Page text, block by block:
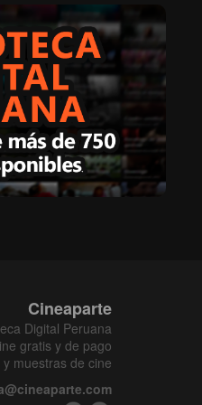
Cineaparte
Digital Peruana
gratis y de pago
muestras de cine